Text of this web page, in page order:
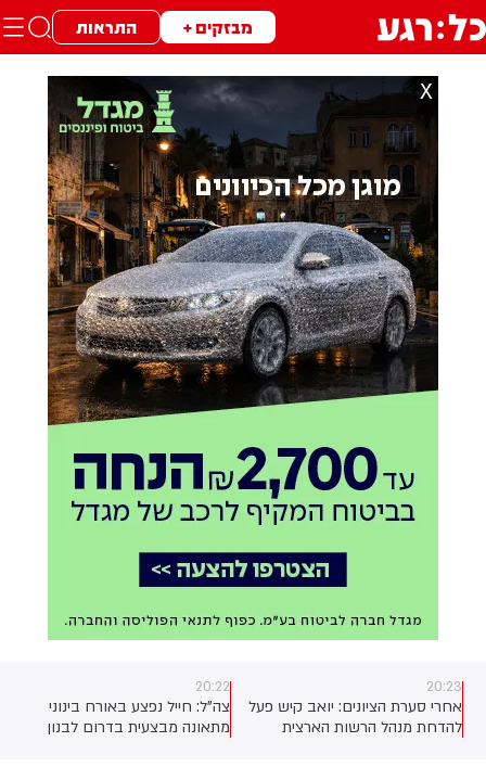
מבזקים + התראות
X
20:23
אחרי סערת הציונים: יואב קיש פעל
להדחת מנהל הרשות הארצית
20:22
צה"ל: חייל נפצע באורח בינוני
מתאונה מבצעית בדרום לבנון